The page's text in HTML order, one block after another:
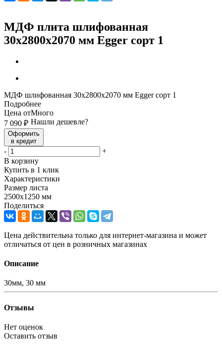
МДФ плита шлифованная
30х2800х2070 мм Egger сорт 1
МДФ шлифованная 30х2800х2070 мм Egger сорт 1
Подробнее
Цена от
7 090 ₽
Оформить
в кредит
Много
Нашли дешевле?
-
+
В корзину
Купить в 1 клик
Характеристики
Размер листа
2500х1250 мм
Поделиться
Цена действительна только для интернет-магазина и может
отличаться от цен в розничных магазинах
Описание
30мм, 30 мм
Отзывы
Нет оценок
Оставить отзыв